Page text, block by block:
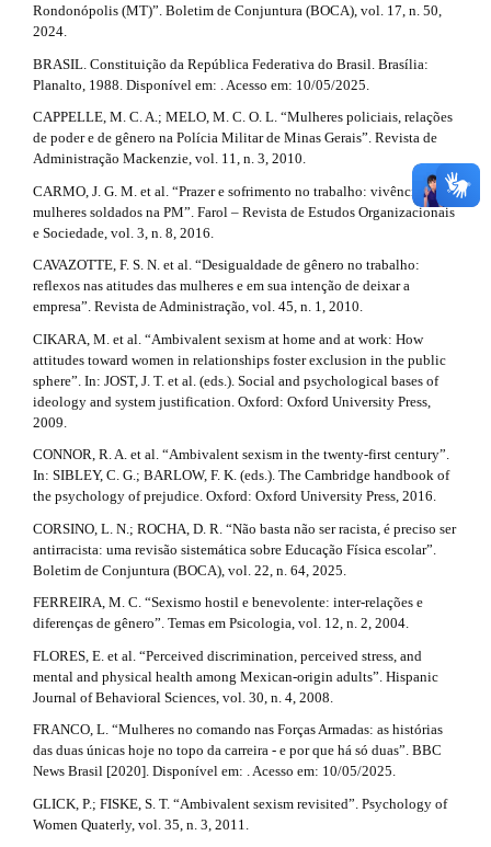
i
l
s
#
#
Rondonópolis (MT)”. Boletim de Conjuntura (BOCA), vol. 17, n. 50,
2024.
BRASIL. Constituição da República Federativa do Brasil. Brasília:
Planalto, 1988. Disponível em: . Acesso em: 10/05/2025.
CAPPELLE, M. C. A.; MELO, M. C. O. L. “Mulheres policiais, relações
de poder e de gênero na Polícia Militar de Minas Gerais”. Revista de
Administração Mackenzie, vol. 11, n. 3, 2010.
CARMO, J. G. M. et al. “Prazer e sofrimento no trabalho: vivências de
mulheres soldados na PM”. Farol – Revista de Estudos Organizacionais
e Sociedade, vol. 3, n. 8, 2016.
CAVAZOTTE, F. S. N. et al. “Desigualdade de gênero no trabalho:
reflexos nas atitudes das mulheres e em sua intenção de deixar a
empresa”. Revista de Administração, vol. 45, n. 1, 2010.
CIKARA, M. et al. “Ambivalent sexism at home and at work: How
attitudes toward women in relationships foster exclusion in the public
sphere”. In: JOST, J. T. et al. (eds.). Social and psychological bases of
ideology and system justification. Oxford: Oxford University Press,
2009.
CONNOR, R. A. et al. “Ambivalent sexism in the twenty-first century”.
In: SIBLEY, C. G.; BARLOW, F. K. (eds.). The Cambridge handbook of
the psychology of prejudice. Oxford: Oxford University Press, 2016.
CORSINO, L. N.; ROCHA, D. R. “Não basta não ser racista, é preciso ser
antirracista: uma revisão sistemática sobre Educação Física escolar”.
Boletim de Conjuntura (BOCA), vol. 22, n. 64, 2025.
FERREIRA, M. C. “Sexismo hostil e benevolente: inter-relações e
diferenças de gênero”. Temas em Psicologia, vol. 12, n. 2, 2004.
FLORES, E. et al. “Perceived discrimination, perceived stress, and
mental and physical health among Mexican-origin adults”. Hispanic
Journal of Behavioral Sciences, vol. 30, n. 4, 2008.
FRANCO, L. “Mulheres no comando nas Forças Armadas: as histórias
das duas únicas hoje no topo da carreira - e por que há só duas”. BBC
News Brasil [2020]. Disponível em: . Acesso em: 10/05/2025.
GLICK, P.; FISKE, S. T. “Ambivalent sexism revisited”. Psychology of
Women Quaterly, vol. 35, n. 3, 2011.